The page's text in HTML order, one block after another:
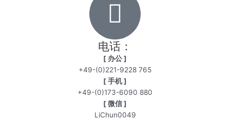
电话：
[ 办公 ]
+49-(0)221-9228 765
[ 手机 ]
+49-(0)173-6090 880
[ 微信 ]
LiChun0049